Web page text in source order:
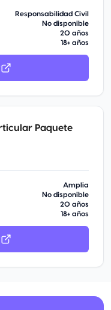
Responsabilidad Civil
No disponible
20 años
18+ años
Paquete
Amplia
No disponible
20 años
18+ años